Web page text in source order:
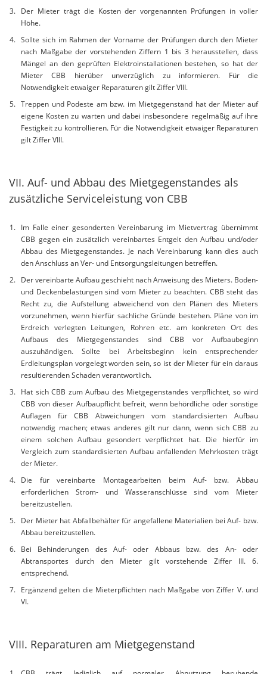
Der Mieter trägt die Kosten der vorgenannten Prüfungen in voller
Höhe.
Sollte sich im Rahmen der Vorname der Prüfungen durch den Mieter
nach Maßgabe der vorstehenden Ziffern 1 bis 3 herausstellen, dass
Mängel an den geprüften Elektroinstallationen bestehen, so hat der
Mieter CBB hierüber unverzüglich zu informieren. Für die
Notwendigkeit etwaiger Reparaturen gilt Ziffer VIII.
Treppen und Podeste am bzw. im Mietgegenstand hat der Mieter auf
eigene Kosten zu warten und dabei insbesondere regelmäßig auf ihre
Festigkeit zu kontrollieren. Für die Notwendigkeit etwaiger Reparaturen
gilt Ziffer VIII.
VII. Auf- und Abbau des Mietgegenstandes als
zusätzliche Serviceleistung von CBB
Im Falle einer gesonderten Vereinbarung im Mietvertrag übernimmt
CBB gegen ein zusätzlich vereinbartes Entgelt den Aufbau und/oder
Abbau des Mietgegenstandes. Je nach Vereinbarung kann dies auch
den Anschluss an Ver- und Entsorgungsleitungen betreffen.
Der vereinbarte Aufbau geschieht nach Anweisung des Mieters. Boden-
und Deckenbelastungen sind vom Mieter zu beachten. CBB steht das
Recht zu, die Aufstellung abweichend von den Plänen des Mieters
vorzunehmen, wenn hierfür sachliche Gründe bestehen. Pläne von im
Erdreich verlegten Leitungen, Rohren etc. am konkreten Ort des
Aufbaus des Mietgegenstandes sind CBB vor Aufbaubeginn
auszuhändigen. Sollte bei Arbeitsbeginn kein entsprechender
Erdleitungsplan vorgelegt worden sein, so ist der Mieter für ein daraus
resultierenden Schaden verantwortlich.
Hat sich CBB zum Aufbau des Mietgegenstandes verpflichtet, so wird
CBB von dieser Aufbaupflicht befreit, wenn behördliche oder sonstige
Auflagen für CBB Abweichungen vom standardisierten Aufbau
notwendig machen; etwas anderes gilt nur dann, wenn sich CBB zu
einem solchen Aufbau gesondert verpflichtet hat. Die hierfür im
Vergleich zum standardisierten Aufbau anfallenden Mehrkosten trägt
der Mieter.
Die für vereinbarte Montagearbeiten beim Auf- bzw. Abbau
erforderlichen Strom- und Wasseranschlüsse sind vom Mieter
bereitzustellen.
Der Mieter hat Abfallbehälter für angefallene Materialien bei Auf- bzw.
Abbau bereitzustellen.
Bei Behinderungen des Auf- oder Abbaus bzw. des An- oder
Abtransportes durch den Mieter gilt vorstehende Ziffer III. 6.
entsprechend.
Ergänzend gelten die Mieterpflichten nach Maßgabe von Ziffer V. und
VI.
VIII. Reparaturen am Mietgegenstand